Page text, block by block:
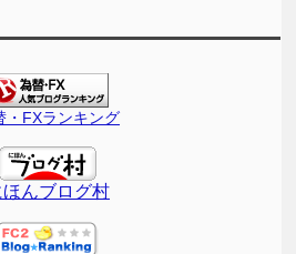
・FXランキング
ほんブログ村